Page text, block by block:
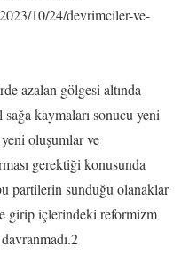
10/24/devrimciler-ve-
azalan gölgesi altında
kaymaları sonucu yeni
yeni oluşumlar ve
gerektiği konusunda
partilerin sunduğu olanaklar
girip içlerindeki reformizm